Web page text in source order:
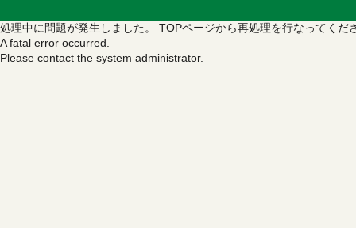
処理中に問題が発生しました。 TOPページから再処理を行なってくだ
A fatal error occurred.
Please contact the system administrator.